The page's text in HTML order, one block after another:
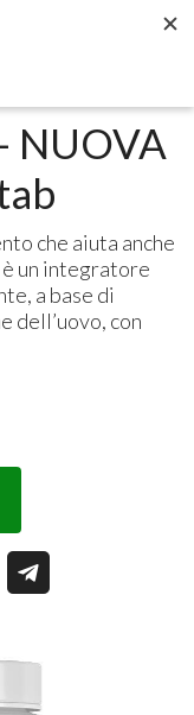
NUOVA
che aiuta anche
un integratore
a base di
dell’uovo, con